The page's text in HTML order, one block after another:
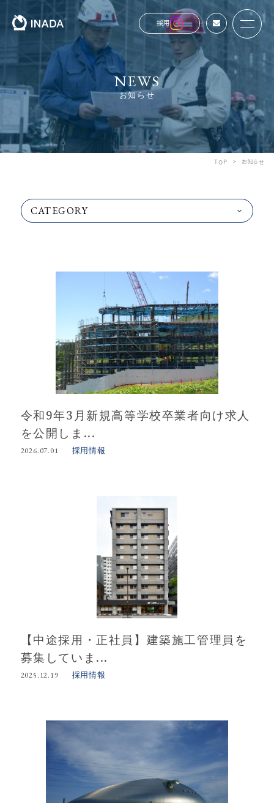
お問い合わせ
採用
NEWS
お知らせ
TOP お知らせ
令和9年3月新規高等学校卒業者向け求人
を公開しま...
2026.07.01 採用情報
【中途採用・正社員】建築施工管理員を
募集していま...
2025.12.19 採用情報